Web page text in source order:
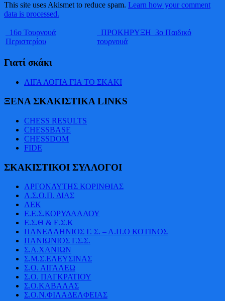
This site uses Akismet to reduce spam. Learn how your comment
data is processed.
16ο Τουρνουά
Περιστερίου
ΠΡΟΚΗΡΥΞΗ 3ο Παιδικό
τουρνουά
Γιατί σκάκι
ΛΙΓΑ ΛΟΓΙΑ ΓΙΑ ΤΟ ΣΚΑΚΙ
ΞΕΝΑ ΣΚΑΚΙΣΤΙΚΑ LINKS
CHESS RESULTS
CHESSBASE
CHESSDOM
FIDE
ΣΚΑΚΙΣΤΙΚΟΙ ΣΥΛΛΟΓΟΙ
AΡΓΟΝΑΥΤΗΣ ΚΟΡΙΝΘΙΑΣ
Α.Σ.Ο.Π. ΔΙΑΣ
ΑΕΚ
Ε.Ε.Σ.ΚΟΡΥΔΑΛΛΟΥ
Ε.Σ.Θ & Ε.Σ.Κ
ΠΑΝΕΛΛΗΝΙΟΣ Γ. Σ. – Α.Π.Ο ΚΟΤΙΝΟΣ
ΠΑΝΙΩΝΙΟΣ Γ.Σ.Σ.
Σ.Α.ΧΑΝΙΩΝ
Σ.Μ.Σ.ΕΛΕΥΣΙΝΑΣ
Σ.Ο. ΑΙΓΑΛΕΩ
Σ.Ο. ΠΑΓΚΡΑΤΙΟΥ
Σ.Ο.ΚΑΒΑΛΑΣ
Σ.Ο.Ν.ΦΙΛΑΔΕΛΦΕΙΑΣ